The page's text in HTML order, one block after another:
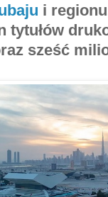
i
tytułów
sześć